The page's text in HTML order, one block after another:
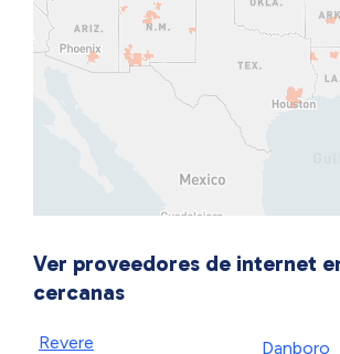
Ver proveedores de internet
cercanas
Revere Danboro